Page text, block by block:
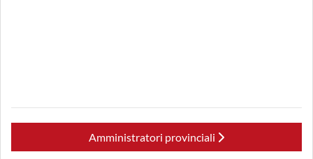
Amministratori provinciali